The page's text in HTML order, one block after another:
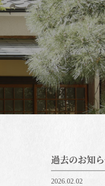
過去のお知
2026.02.02